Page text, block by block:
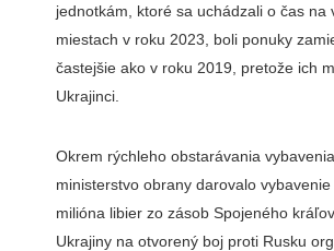
jednotkám, ktoré sa uchádzali o čas na
miestach v roku 2023, boli ponuky
častejšie ako v roku 2019, pretože ich
Ukrajinci.
Okrem rýchleho obstarávania
ministerstvo obrany darovalo
milióna libier zo zásob Spojeného
Ukrajiny na otvorený boj proti Rusku